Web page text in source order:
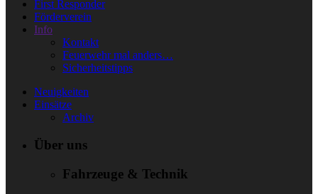
First Responder
Förderverein
Info
Kontakt
Feuerwehr mal anders…
Sicherheitstipps
Neuigkeiten
Einsätze
Archiv
Über uns
Fahrzeuge & Technik